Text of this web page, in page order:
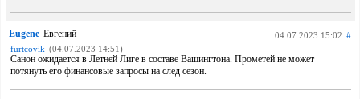
Eugene Евгений 04.07.2023 15:02 #
furtcovik (04.07.2023 14:51)
Санон ожидается в Летней Лиге в составе Вашингтона. Прометей не может
потянуть его финансовые запросы на след сезон.